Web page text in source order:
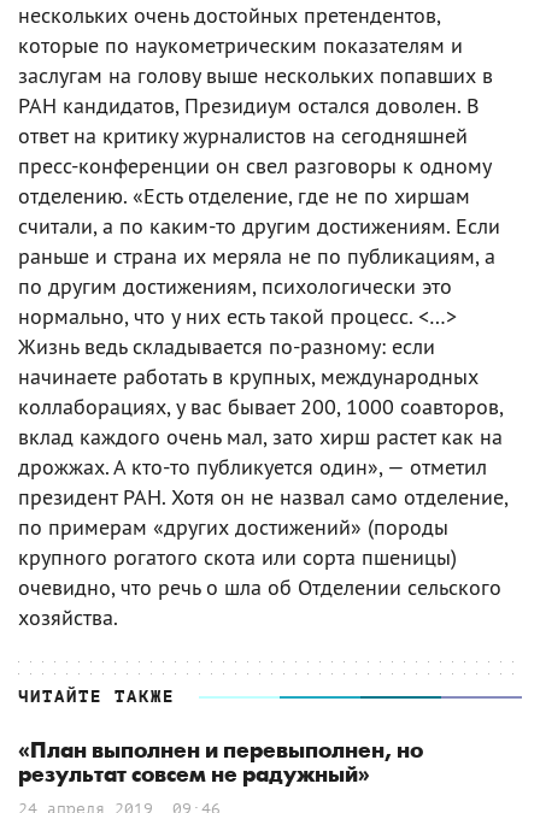
нескольких очень достойных претендентов,
которые по наукометрическим показателям и
заслугам на голову выше нескольких попавших в
РАН кандидатов, Президиум остался доволен. В
ответ на критику журналистов на сегодняшней
пресс-конференции он свел разговоры к одному
отделению. «Есть отделение, где не по хиршам
считали, а по каким-то другим достижениям. Если
раньше и страна их меряла не по публикациям, а
по другим достижениям, психологически это
нормально, что у них есть такой процесс. <…>
Жизнь ведь складывается по-разному: если
начинаете работать в крупных, международных
коллаборациях, у вас бывает 200, 1000 соавторов,
вклад каждого очень мал, зато хирш растет как на
дрожжах. А кто-то публикуется один», — отметил
президент РАН. Хотя он не назвал само отделение,
по примерам «других достижений» (породы
крупного рогатого скота или сорта пшеницы)
очевидно, что речь о шла об Отделении сельского
хозяйства.
ЧИТАЙТЕ ТАКЖЕ
«План выполнен и перевыполнен, но
результат совсем не радужный»
24 апреля 2019, 09:46